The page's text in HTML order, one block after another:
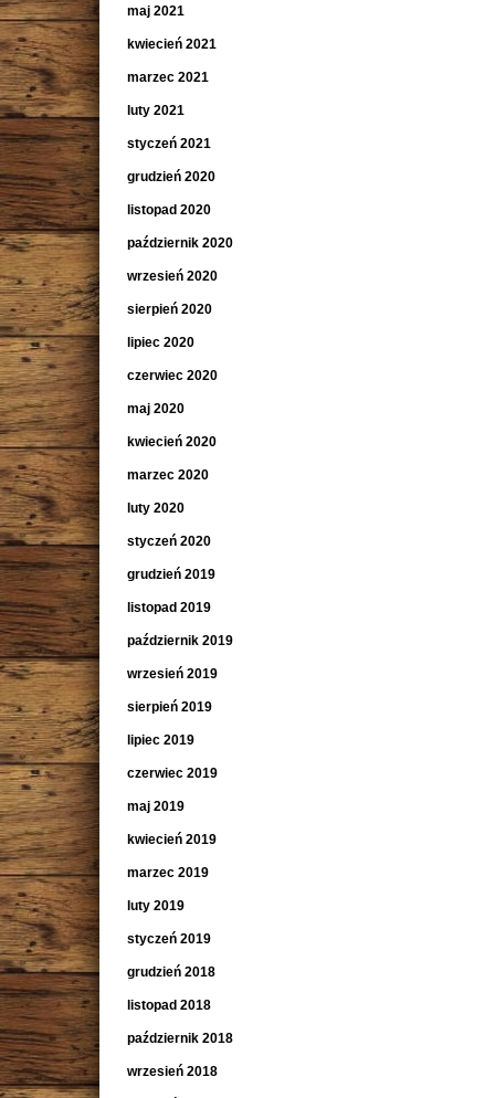
maj 2021
kwiecień 2021
marzec 2021
luty 2021
styczeń 2021
grudzień 2020
listopad 2020
październik 2020
wrzesień 2020
sierpień 2020
lipiec 2020
czerwiec 2020
maj 2020
kwiecień 2020
marzec 2020
luty 2020
styczeń 2020
grudzień 2019
listopad 2019
październik 2019
wrzesień 2019
sierpień 2019
lipiec 2019
czerwiec 2019
maj 2019
kwiecień 2019
marzec 2019
luty 2019
styczeń 2019
grudzień 2018
listopad 2018
październik 2018
wrzesień 2018